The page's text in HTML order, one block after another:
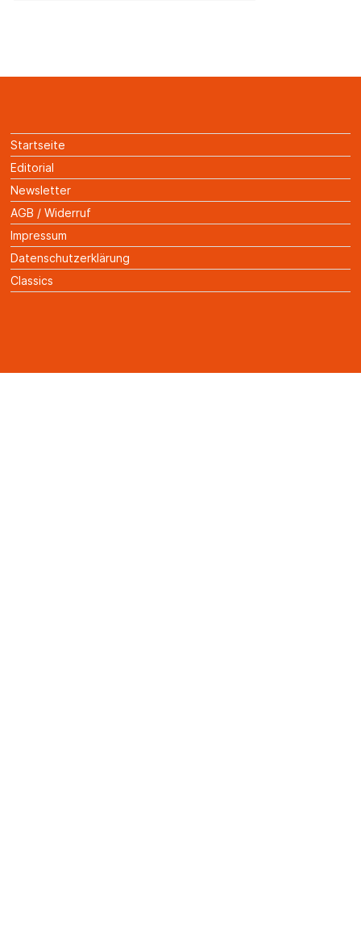
Startseite
Editorial
Newsletter
AGB / Widerruf
Impressum
Datenschutzerklärung
Classics